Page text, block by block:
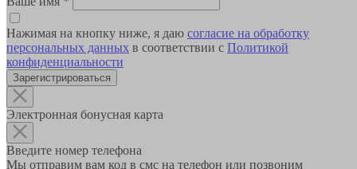
Нажимая на кнопку ниже, я даю согласие на обработку
персональных данных в соответствии с Политикой
конфиденциальности
Зарегистрироваться
Электронная бонусная карта
Введите номер телефона
Мы отправим вам код в смс на телефон или позвоним